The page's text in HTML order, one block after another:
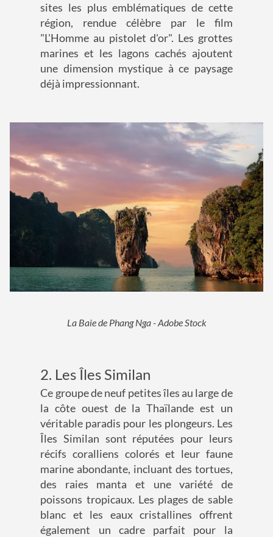
sites les plus emblématiques de cette
région, rendue célèbre par le film
"L'Homme au pistolet d'or". Les grottes
marines et les lagons cachés ajoutent
une dimension mystique à ce paysage
déjà impressionnant.
La Baie de Phang Nga - Adobe Stock
2. Les Îles Similan
Ce groupe de neuf petites îles au large de
la côte ouest de la Thaïlande est un
véritable paradis pour les plongeurs. Les
Îles Similan sont réputées pour leurs
récifs coralliens colorés et leur faune
marine abondante, incluant des tortues,
des raies manta et une variété de
poissons tropicaux. Les plages de sable
blanc et les eaux cristallines offrent
également un cadre parfait pour la